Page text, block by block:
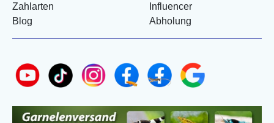
Zahlarten
Blog
Influencer
Abholung